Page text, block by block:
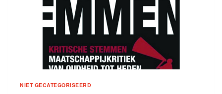
NIET GECATEGORISEERD